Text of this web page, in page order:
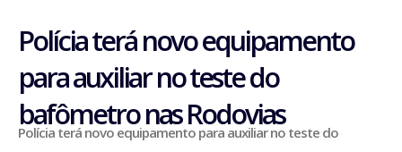
Polícia terá novo equipamento
para auxiliar no teste do
bafômetro nas Rodovias
Polícia terá novo equipamento para auxiliar no teste do